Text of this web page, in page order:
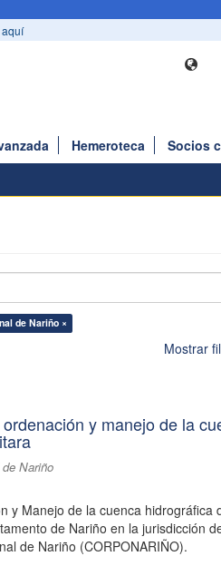
aquí
Hemeroteca
Socios
de Nariño ×
Mostrar
y manejo de la
Nariño
y Manejo de la cuenca hidrográfica
de Nariño en la jurisdicción
de Nariño (CORPONARIÑO).